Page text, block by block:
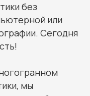
без
или
Сегодня
мы